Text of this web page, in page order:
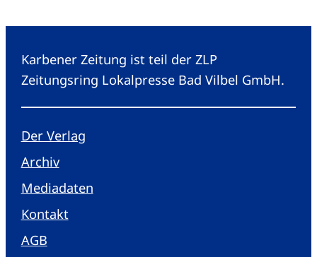
Karbener Zeitung ist teil der ZLP
Zeitungsring Lokalpresse Bad Vilbel GmbH.
Der Verlag
Archiv
Mediadaten
Kontakt
AGB